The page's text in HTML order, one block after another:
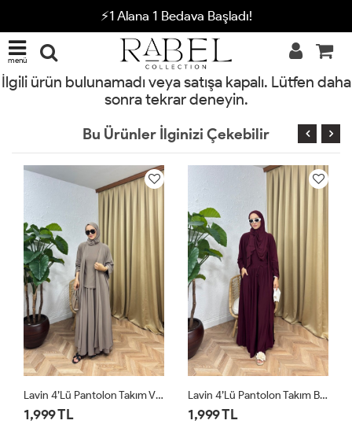
⚡1 Alana 1 Bedava Başladı!
menü
İlgili ürün bulunamadı veya satışa kapalı. Lütfen daha
sonra tekrar deneyin.
Bu Ürünler İlginizi Çekebilir
Lavin 4’lü Pantolon Takım Bordo
1,999 TL
Lavin 4’lü Pantolon Takım Siyah
1,999 TL